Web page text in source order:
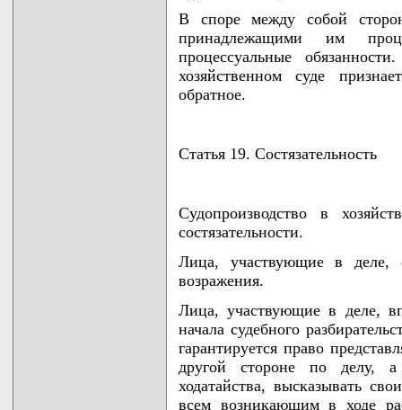
В споре между собой
принадлежащими им
процессуальные
хозяйственном суде
обратное.
Статья 19. Состязательность
Судопроизводство в
состязательности.
Лица, участвующие в деле,
возражения.
Лица, участвующие в деле,
начала судебного
гарантируется право
другой стороне по делу, а
ходатайства, высказывать
всем возникающим в ходе